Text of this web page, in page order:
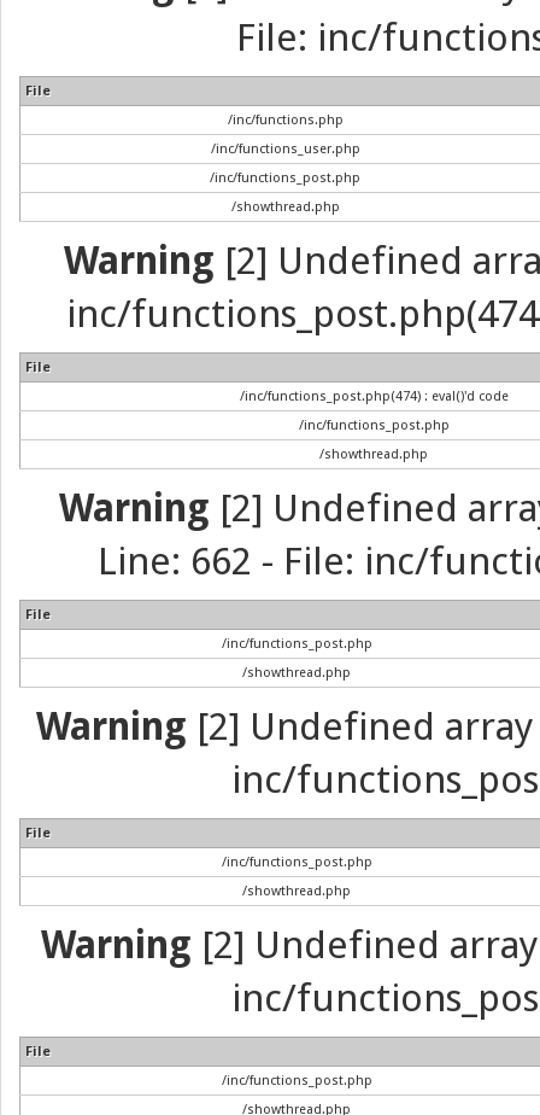
File: inc/
File
/inc/functions.php
/inc/functions_user.php
/inc/functions_post.php
/showthread.php
Warning [2] Undefined
inc/
File
/inc/functions_post.php(474) : eval()'d code
/inc/functions_post.php
/showthread.php
Warning [2] Undefined
Line: 662 - File: inc/
File
/inc/functions_post.php
/showthread.php
Warning [2] Undefined
inc/
File
/inc/functions_post.php
/showthread.php
Warning [2] Undefined
inc/
File
/inc/functions_post.php
/showthread.php